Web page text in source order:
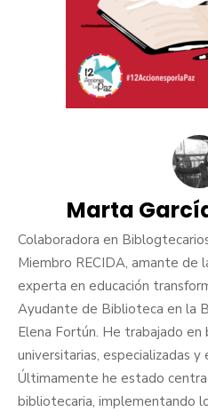
Marta
Colaboradora en
Miembro RECIDA, amante de
experta en educación
Ayudante de Biblioteca en la
Elena Fortún. He trabajado en
universitarias, especializadas
Últimamente he estado
bibliotecaria, implementando